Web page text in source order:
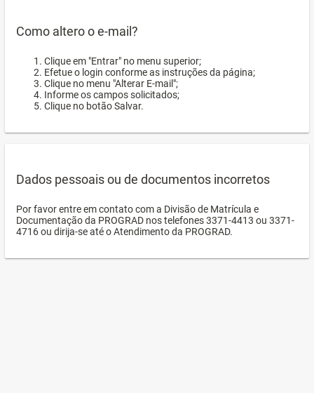
Como altero o e-mail?
Clique em "Entrar" no menu superior;
Efetue o login conforme as instruções da página;
Clique no menu "Alterar E-mail";
Informe os campos solicitados;
Clique no botão Salvar.
Dados pessoais ou de documentos incorretos
Por favor entre em contato com a Divisão de Matrícula e
Documentação da PROGRAD nos telefones 3371-4413 ou 3371-
4716 ou dirija-se até o Atendimento da PROGRAD.